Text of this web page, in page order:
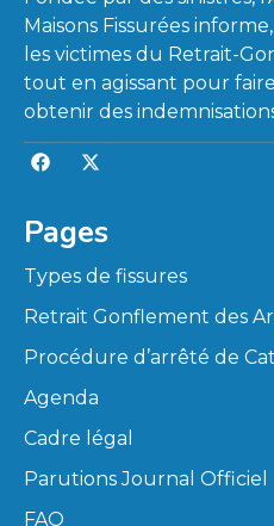
Maisons Fissurées
les victimes du Retrait-
tout en agissant pour
obtenir des
Pages
Types de fissures
Retrait Gonflement des
Procédure d’arrêté de
Agenda
Cadre légal
Parutions Journal Officiel
FAQ